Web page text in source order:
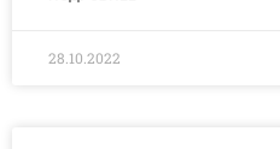
28.10.2022